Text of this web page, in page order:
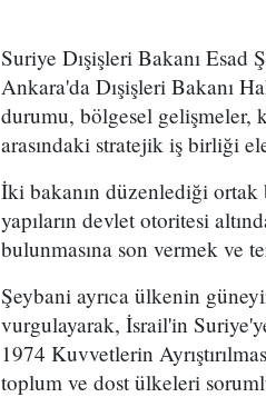
Suriye Dışişleri Bakanı
Ankara'da Dışişleri Bakanı
durumu, bölgesel gelişmeler,
arasındaki stratejik iş birliği
İki bakanın düzenlediği ortak
yapıların devlet otoritesi
bulunmasına son vermek ve
Şeybani ayrıca ülkenin
vurgulayarak, İsrail'in
1974 Kuvvetlerin
toplum ve dost ülkeleri